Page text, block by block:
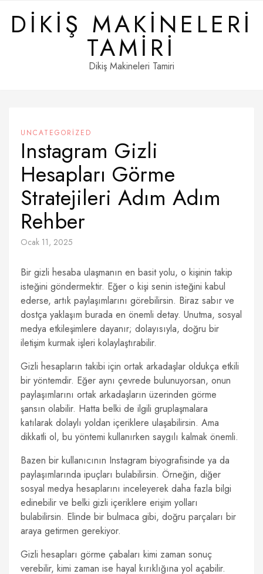
contentDIKIŞ MAKINELERI
TAMIRI
Dikiş Makineleri Tamiri
UNCATEGORIZED
Instagram Gizli
Hesapları Görme
Stratejileri Adım Adım
Rehber
Ocak 11, 2025
Bir gizli hesaba ulaşmanın en basit yolu, o kişinin takip
isteğini göndermektir. Eğer o kişi senin isteğini kabul
ederse, artık paylaşımlarını görebilirsin. Biraz sabır ve
dostça yaklaşım burada en önemli detay. Unutma, sosyal
medya etkileşimlere dayanır; dolayısıyla, doğru bir
iletişim kurmak işleri kolaylaştırabilir.
Gizli hesapların takibi için ortak arkadaşlar oldukça etkili
bir yöntemdir. Eğer aynı çevrede bulunuyorsan, onun
paylaşımlarını ortak arkadaşların üzerinden görme
şansın olabilir. Hatta belki de ilgili gruplaşmalara
katılarak dolaylı yoldan içeriklere ulaşabilirsin. Ama
dikkatli ol, bu yöntemi kullanırken saygılı kalmak önemli.
Bazen bir kullanıcının Instagram biyografisinde ya da
paylaşımlarında ipuçları bulabilirsin. Örneğin, diğer
sosyal medya hesaplarını inceleyerek daha fazla bilgi
edinebilir ve belki gizli içeriklere erişim yolları
bulabilirsin. Elinde bir bulmaca gibi, doğru parçaları bir
araya getirmen gerekiyor.
Gizli hesapları görme çabaları kimi zaman sonuç
verebilir, kimi zaman ise hayal kırıklığına yol açabilir.